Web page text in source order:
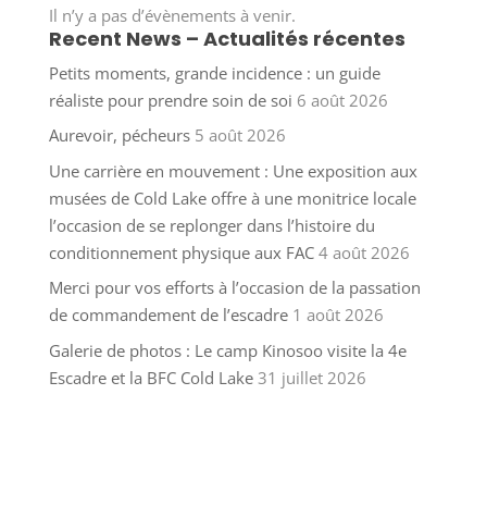
Il n’y a pas d’évènements à venir.
Recent News – Actualités récentes
Petits moments, grande incidence : un guide
réaliste pour prendre soin de soi 6 août 2026
Aurevoir, pécheurs 5 août 2026
Une carrière en mouvement : Une exposition aux
musées de Cold Lake offre à une monitrice locale
l’occasion de se replonger dans l’histoire du
conditionnement physique aux FAC 4 août 2026
Merci pour vos efforts à l’occasion de la passation
de commandement de l’escadre 1 août 2026
Galerie de photos : Le camp Kinosoo visite la 4e
Escadre et la BFC Cold Lake 31 juillet 2026